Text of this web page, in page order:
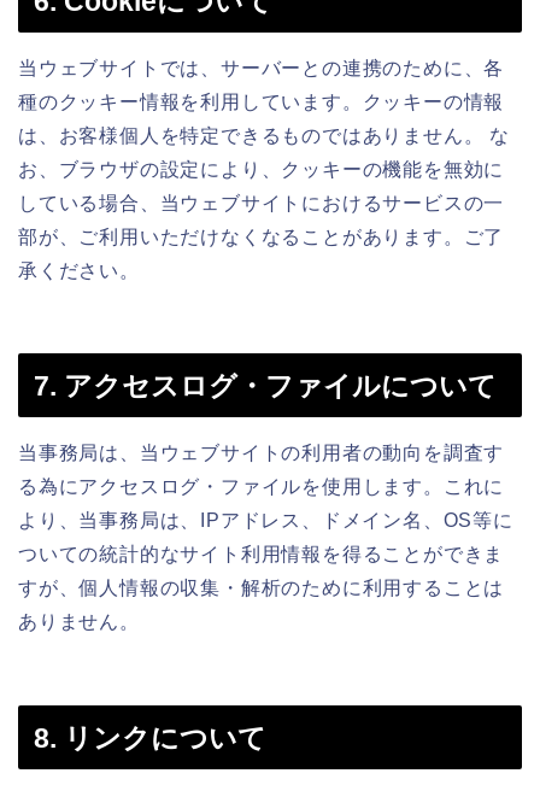
当ウェブサイトでは、サーバーとの連携のために、各
種のクッキー情報を利用しています。クッキーの情報
は、お客様個人を特定できるものではありません。 な
お、ブラウザの設定により、クッキーの機能を無効に
している場合、当ウェブサイトにおけるサービスの一
部が、ご利用いただけなくなることがあります。ご了
承ください。
7. アクセスログ・ファイルについて
当事務局は、当ウェブサイトの利用者の動向を調査す
る為にアクセスログ・ファイルを使用します。これに
より、当事務局は、IPアドレス、ドメイン名、OS等に
ついての統計的なサイト利用情報を得ることができま
すが、個人情報の収集・解析のために利用することは
ありません。
8. リンクについて